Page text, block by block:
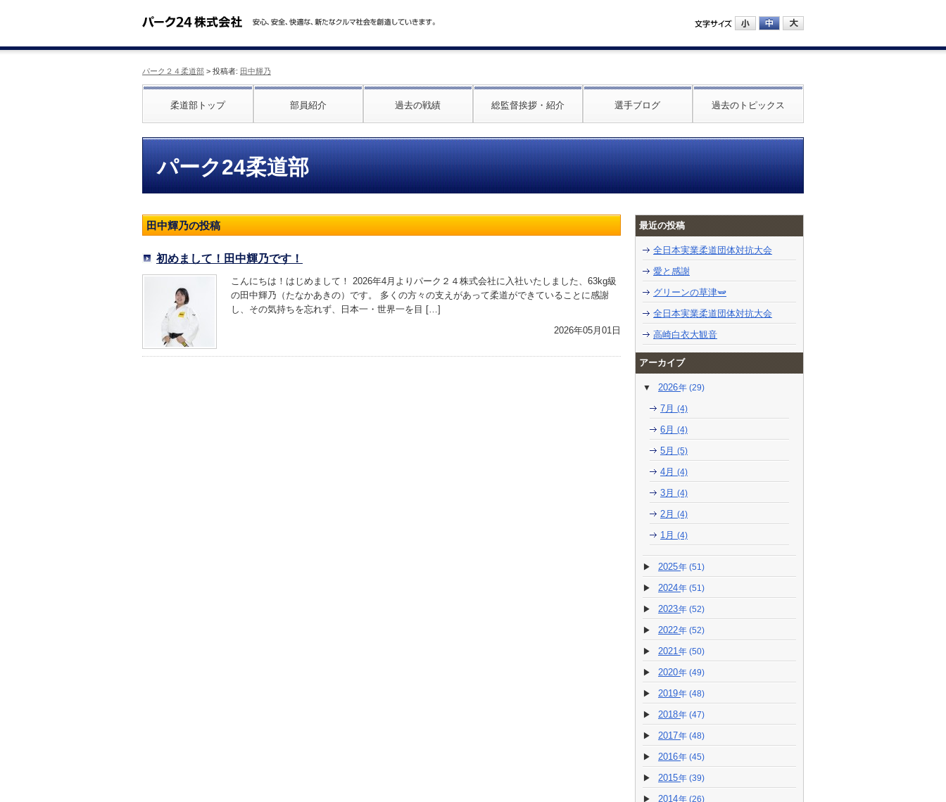
パーク２４柔道部 > 投稿者: 田中輝乃
柔道部トップ 部員紹介 過去の戦績 総監督挨拶・紹介 選手ブログ 過去のトピックス
パーク24柔道部
田中輝乃の投稿
初めまして！田中輝乃です！
こんにちは！はじめまして！ 2026年4月よりパーク２４株式会社に入社いたしました、63kg級
の田中輝乃（たなかあきの）です。 多くの方々の支えがあって柔道ができていることに感謝
し、その気持ちを忘れず、日本一・世界一を目 […]
2026年05月01日
最近の投稿
全日本実業柔道団体対抗大会
愛と感謝
グリーンの草津🫛
全日本実業柔道団体対抗大会
高崎白衣大観音
アーカイブ
2026 (29)
7月(4)
6月(4)
5月(5)
4月(4)
3月(4)
2月(4)
1月(4)
2025 (51)
2024 (51)
2023 (52)
2022 (52)
2021 (50)
2020 (49)
2019 (48)
2018 (47)
2017 (48)
2016 (45)
2015 (39)
2014 (26)